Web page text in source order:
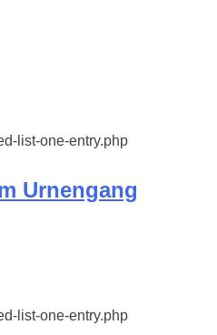
list-one-entry.php
Urnengang
list-one-entry.php